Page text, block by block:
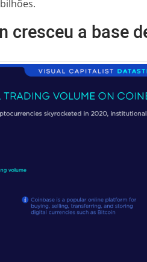
cresceu a base